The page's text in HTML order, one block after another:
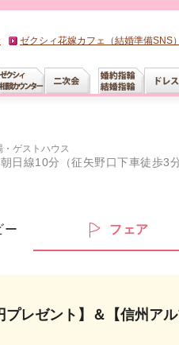
ゼクシィ花嫁カフェ（結婚準備SNS）
・ゲストハウス
線10分（征矢野口下車徒歩3分
ー フェア
プレゼント】＆【信州ア